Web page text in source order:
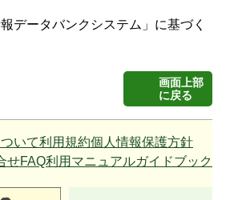
データバンクシステム」に基づく
画面上部
に戻る
いて利用規約個人情報保護方針
せFAQ利用マニュアルガイドブック